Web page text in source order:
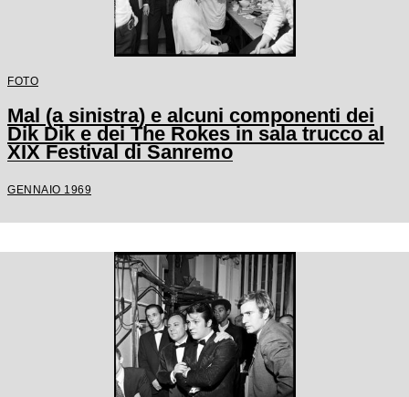
FOTO
Mal (a sinistra) e alcuni componenti dei
Dik Dik e dei The Rokes in sala trucco al
XIX Festival di Sanremo
GENNAIO 1969